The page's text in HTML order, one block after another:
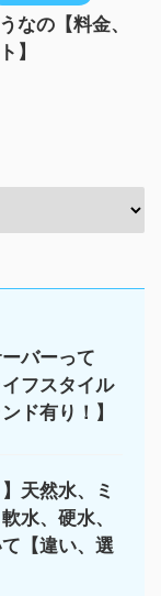
なの【料金、
】
バーって
フスタイル
ド有り！】
天然水、ミ
水、硬水、
【違い、選